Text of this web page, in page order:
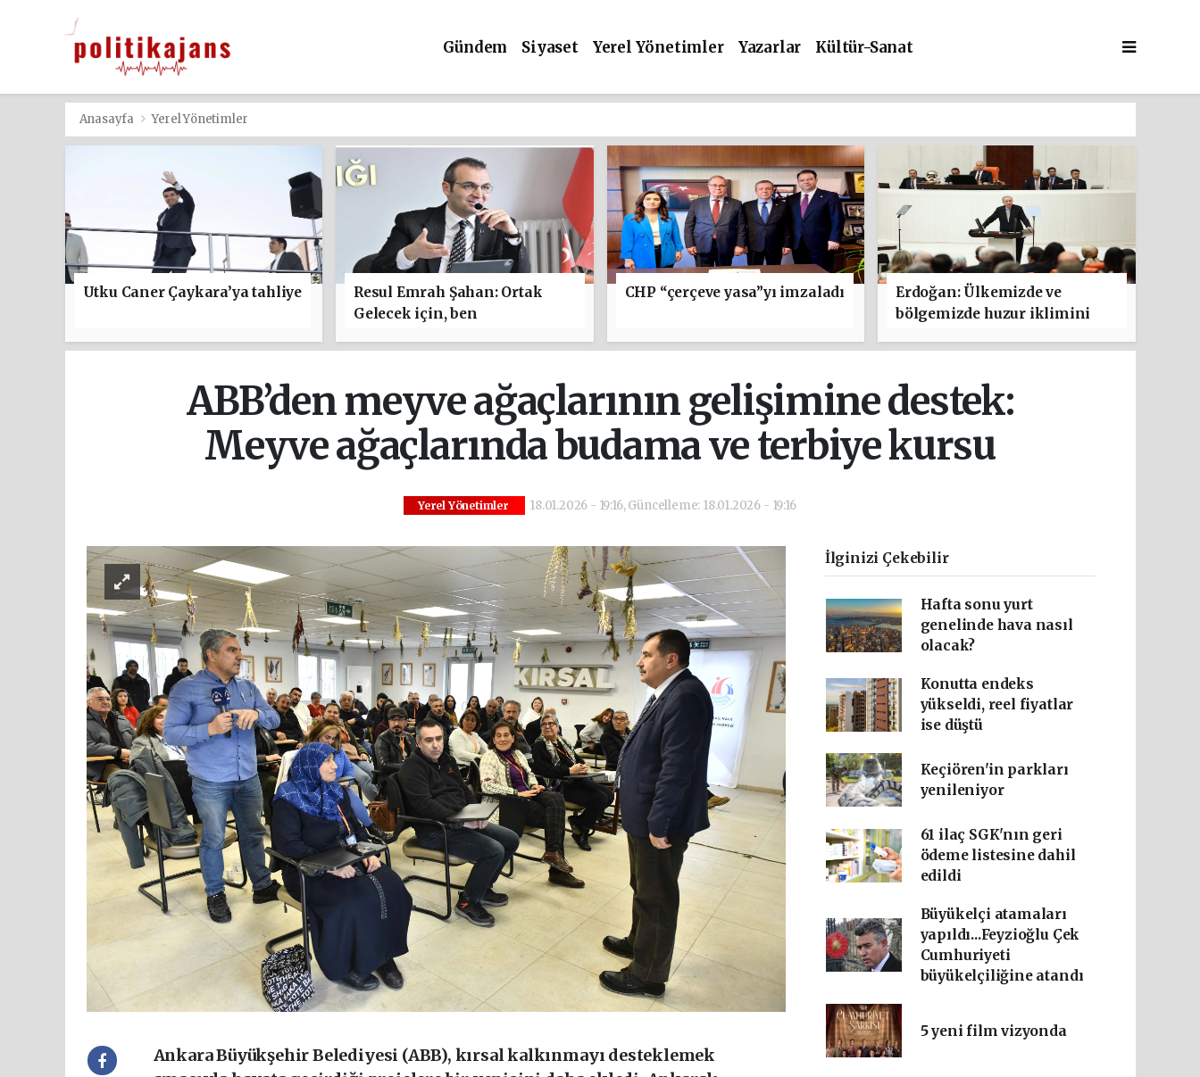
Gündem Siyaset Yerel Yönetimler Yazarlar Kültür-Sanat
Anasayfa Yerel Yönetimler
Utku Caner Çaykara’ya tahliye
Resul Emrah Şahan: Ortak
Gelecek için, ben
CHP “çerçeve yasa”yı imzaladı
Erdoğan: Ülkemizde ve
bölgemizde huzur iklimini
adımın hayırlara vesile
ABB’den meyve ağaçlarının gelişimine destek:
Meyve ağaçlarında budama ve terbiye kursu
Yerel Yönetimler 18.01.2026 - 19:16, Güncelleme: 18.01.2026 - 19:16
Ankara Büyükşehir Belediyesi (ABB), kırsal kalkınmayı desteklemek
İlginizi Çekebilir
Hafta sonu yurt
genelinde hava nasıl
olacak?
Konutta endeks
yükseldi, reel fiyatlar
ise düştü
Keçiören'in parkları
yenileniyor
61 ilaç SGK'nın geri
ödeme listesine dahil
edildi
Büyükelçi atamaları
yapıldı...Feyzioğlu Çek
Cumhuriyeti
büyükelçiliğine atandı
5 yeni film vizyonda